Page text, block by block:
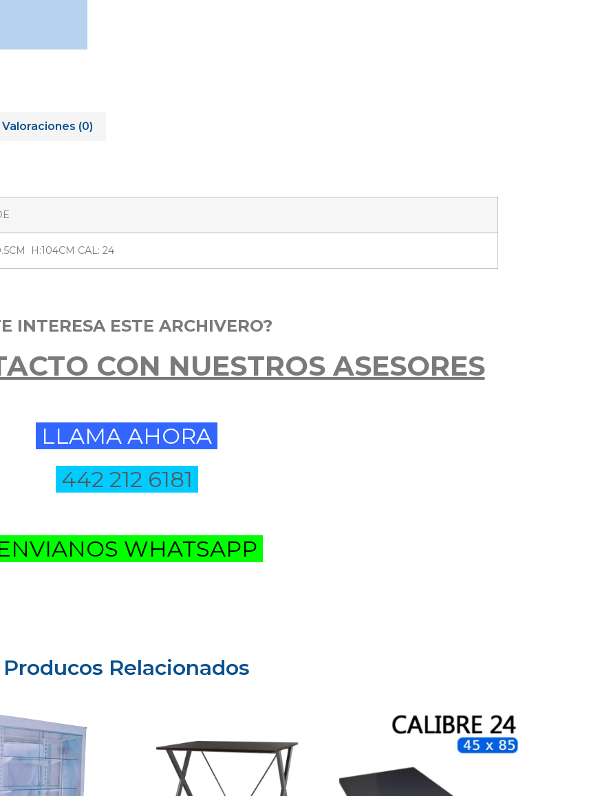
Valoraciones (0)
H:104CM CAL: 24
INTERESA ESTE ARCHIVERO?
CON NUESTROS ASESORES
LLAMA AHORA
442 212 6181
WHATSAPP
Producos Relacionados